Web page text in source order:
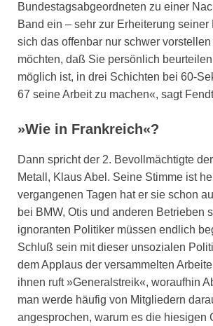
Bundestagsabgeordneten zu einer
Band ein – sehr zur Erheiterung
sich das offenbar nur schwer
möchten, daß Sie persönlich
möglich ist, in drei Schichten bei 60-
67 seine Arbeit zu machen«, sagt
»Wie in Frankreich«?
Dann spricht der 2. Bevollmächtigte
Metall, Klaus Abel. Seine Stimme ist
vergangenen Tagen hat er sie schon
bei BMW, Otis und anderen Betrieben
ignoranten Politiker müssen endlich
Schluß sein mit dieser unsozialen
dem Applaus der versammelten
ihnen ruft »Generalstreik«, woraufhin
man werde häufig von Mitgliedern
angesprochen, warum es die hiesigen